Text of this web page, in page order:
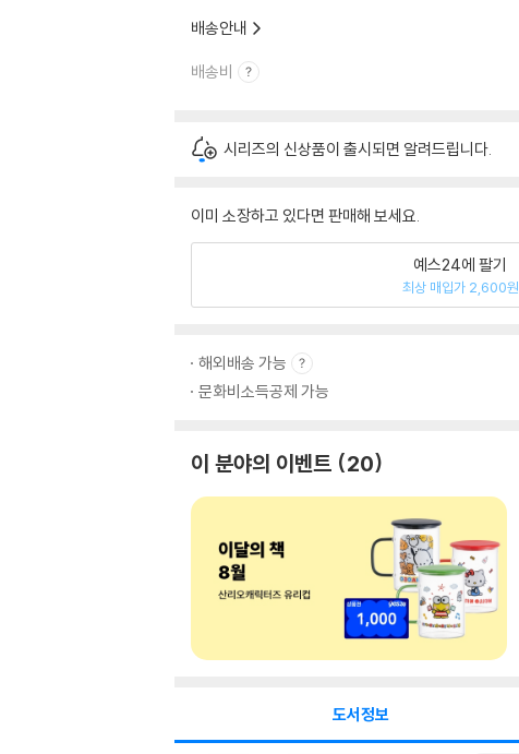
배송안내
배송비
시리즈의 신상품이 출시되면 알려드립니다.
이미 소장하고 있다면 판매해 보세요.
예스24에 팔기
최상 매입가 2,600원
해외배송 가능
문화비소득공제 가능
이 분야의 이벤트 20
도서정보